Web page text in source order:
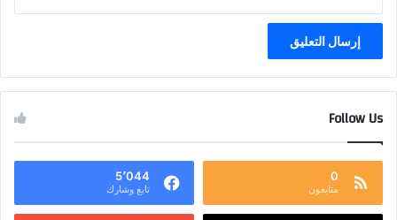
Follow Us
0
متابعون
5٬044
تابع وشارك